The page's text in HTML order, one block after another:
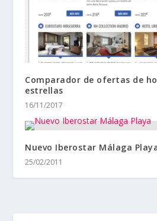
Comparador de ofertas de
estrellas
16/11/2017
Nuevo Iberostar Málaga
25/02/2011